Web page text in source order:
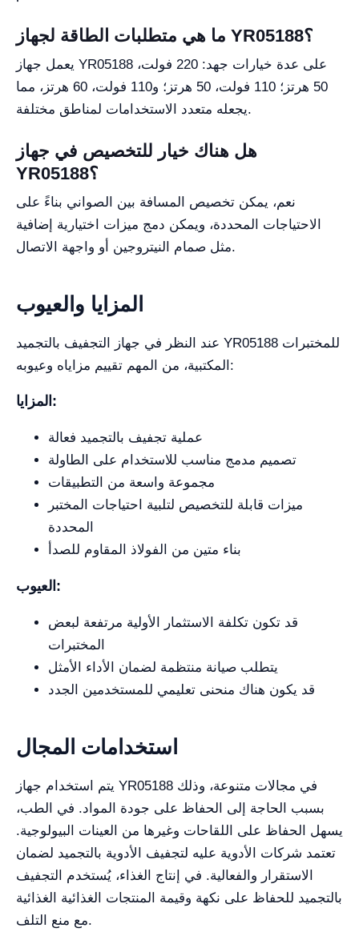
ما هي متطلبات الطاقة لجهاز YR05188؟
يعمل جهاز YR05188 على عدة خيارات جهد: 220 فولت،
50 هرتز؛ 110 فولت، 50 هرتز؛ و110 فولت، 60 هرتز، مما
يجعله متعدد الاستخدامات لمناطق مختلفة.
هل هناك خيار للتخصيص في جهاز
YR05188؟
نعم، يمكن تخصيص المسافة بين الصواني بناءً على
الاحتياجات المحددة، ويمكن دمج ميزات اختيارية إضافية
مثل صمام النيتروجين أو واجهة الاتصال.
المزايا والعيوب
عند النظر في جهاز التجفيف بالتجميد YR05188 للمختبرات
المكتبية، من المهم تقييم مزاياه وعيوبه:
المزايا:
عملية تجفيف بالتجميد فعالة
تصميم مدمج مناسب للاستخدام على الطاولة
مجموعة واسعة من التطبيقات
ميزات قابلة للتخصيص لتلبية احتياجات المختبر
المحددة
بناء متين من الفولاذ المقاوم للصدأ
العيوب:
قد تكون تكلفة الاستثمار الأولية مرتفعة لبعض
المختبرات
يتطلب صيانة منتظمة لضمان الأداء الأمثل
قد يكون هناك منحنى تعليمي للمستخدمين الجدد
استخدامات المجال
يتم استخدام جهاز YR05188 في مجالات متنوعة، وذلك
بسبب الحاجة إلى الحفاظ على جودة المواد. في الطب،
يسهل الحفاظ على اللقاحات وغيرها من العينات البيولوجية.
تعتمد شركات الأدوية عليه لتجفيف الأدوية بالتجميد لضمان
الاستقرار والفعالية. في إنتاج الغذاء، يُستخدم التجفيف
بالتجميد للحفاظ على نكهة وقيمة المنتجات الغذائية الغذائية
مع منع التلف.